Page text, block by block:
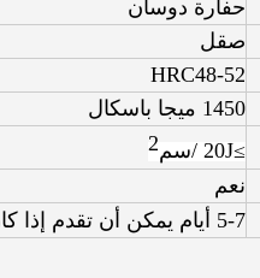
حفارة دوسان
صقل
HRC48-52
1450 ميجا باسكال
≥20J / سم2
نعم
5-7 أيام يمكن أن تقدم إذا كان في المخزون